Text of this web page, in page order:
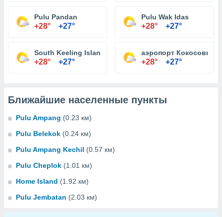
Pulu Pandan
+28° +27°
Pulu Wak Idas
+28° +27°
South Keeling Islands
+28° +27°
аэропорт Кокосовых
+28° +27°
Ближайшие населенные пункты
Pulu Ampang (0.23 км)
Pulu Belekok (0.24 км)
Pulu Ampang Kechil (0.57 км)
Pulu Cheplok (1.01 км)
Home Island (1.92 км)
Pulu Jembatan (2.03 км)